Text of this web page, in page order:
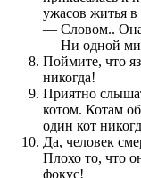
ужасов житья в
— Словом.. Она
— Ни одной
Поймите, что
никогда!
Приятно
котом. Котам
один кот
Да, человек
Плохо то, что
фокус!